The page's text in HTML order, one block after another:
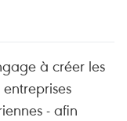
à créer les
- afin